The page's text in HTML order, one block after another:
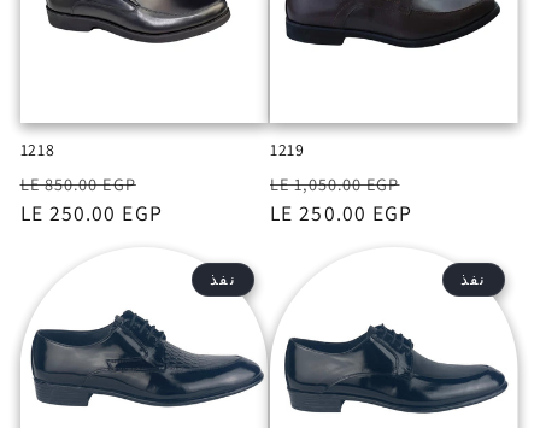
1218
السعر
LE 850.00 EGP
بعدLE 250.00 EGP
1219
السعر
LE 1,050.00 EGP
LE 250.00 EGP
نفذ نفذ